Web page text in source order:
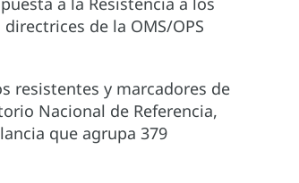
de la OMS/OPS
resistentes y marcadores de
Nacional de Referencia,
que agrupa 379